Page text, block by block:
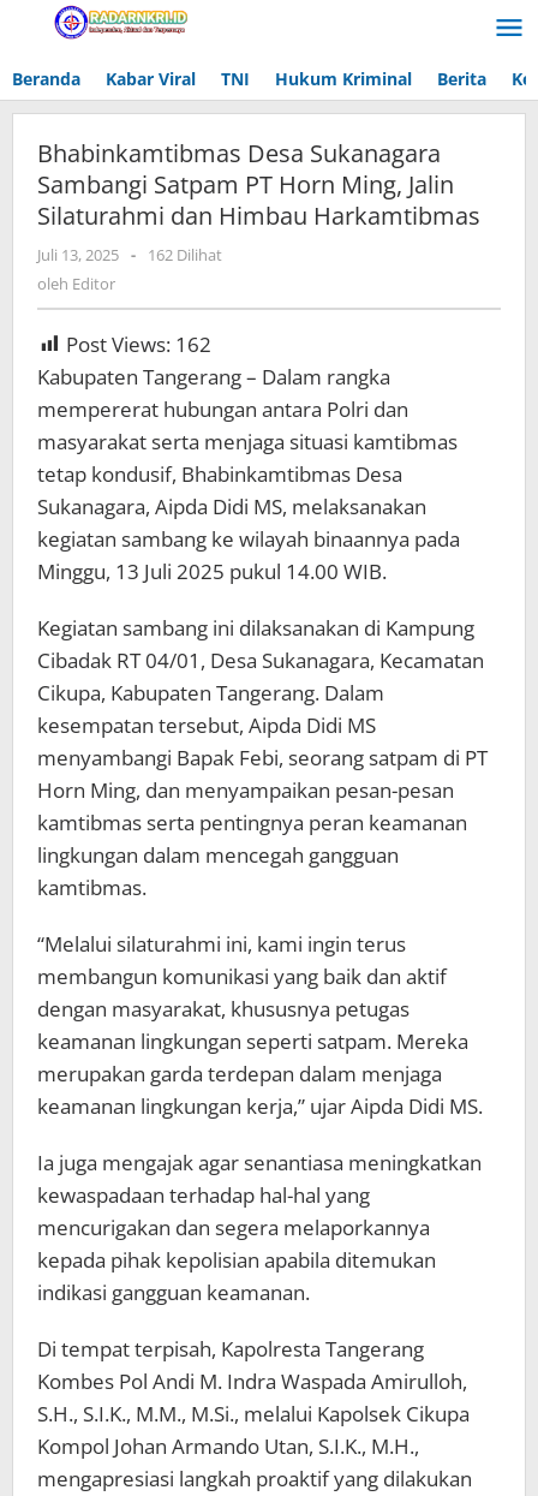
Lewati
Beranda Kabar Viral TNI Hukum Kriminal Berita
Bhabinkamtibmas Desa Sukanagara
Sambangi Satpam PT Horn Ming, Jalin
Silaturahmi dan Himbau Harkamtibmas
Juli 13, 2025 oleh
-
162 Dilihat
oleh Editor
Post Views: 162
Kabupaten Tangerang – Dalam rangka
mempererat hubungan antara Polri dan
masyarakat serta menjaga situasi kamtibmas
tetap kondusif, Bhabinkamtibmas Desa
Sukanagara, Aipda Didi MS, melaksanakan
kegiatan sambang ke wilayah binaannya pada
Minggu, 13 Juli 2025 pukul 14.00 WIB.
Kegiatan sambang ini dilaksanakan di Kampung
Cibadak RT 04/01, Desa Sukanagara, Kecamatan
Cikupa, Kabupaten Tangerang. Dalam
kesempatan tersebut, Aipda Didi MS
menyambangi Bapak Febi, seorang satpam di PT
Horn Ming, dan menyampaikan pesan-pesan
kamtibmas serta pentingnya peran keamanan
lingkungan dalam mencegah gangguan
kamtibmas.
“Melalui silaturahmi ini, kami ingin terus
membangun komunikasi yang baik dan aktif
dengan masyarakat, khususnya petugas
keamanan lingkungan seperti satpam. Mereka
merupakan garda terdepan dalam menjaga
keamanan lingkungan kerja,” ujar Aipda Didi MS.
Ia juga mengajak agar senantiasa meningkatkan
kewaspadaan terhadap hal-hal yang
mencurigakan dan segera melaporkannya
kepada pihak kepolisian apabila ditemukan
indikasi gangguan keamanan.
Di tempat terpisah, Kapolresta Tangerang
Kombes Pol Andi M. Indra Waspada Amirulloh,
S.H., S.I.K., M.M., M.Si., melalui Kapolsek Cikupa
Kompol Johan Armando Utan, S.I.K., M.H.,
mengapresiasi langkah proaktif yang dilakukan